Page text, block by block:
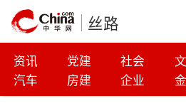
丝路
资讯 党建 社会
汽车
房建 企业